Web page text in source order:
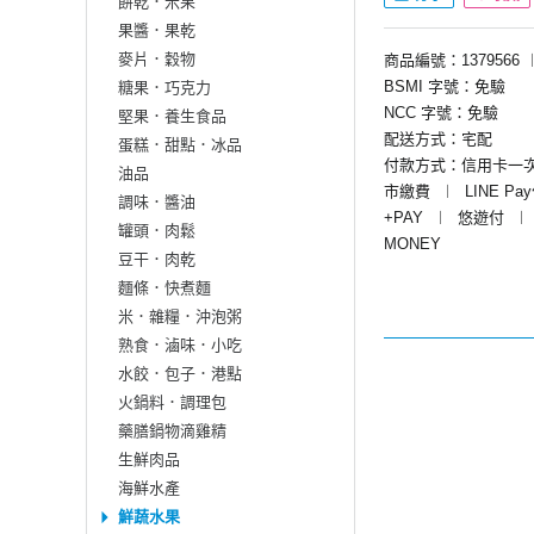
果醬．果乾
麥片．穀物
糖果．巧克力
堅果．養生食品
蛋糕．甜點．冰品
油品
調味．醬油
罐頭．肉鬆
豆干．肉乾
麵條．快煮麵
米．雜糧．沖泡粥
熟食．滷味．小吃
水餃．包子．港點
火鍋料．調理包
藥膳鍋物滴雞精
生鮮肉品
海鮮水產
鮮蔬水果
商品編號：1379566
BSMI 字號：免驗
NCC 字號：免驗
配送方式：宅配
付款方式：信用卡一
市繳費
︱
LINE
+PAY
︱ 悠遊付
︱
MONEY